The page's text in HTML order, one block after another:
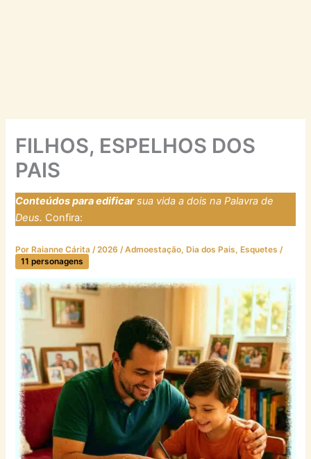
FILHOS, ESPELHOS DOS
PAIS
Conteúdos para edificarsua vida a dois na Palavra de
Deus. Confira:
Por Raianne Cárita/2026/Admoestação, Dia dos Pais, Esquetes /
11 personagens